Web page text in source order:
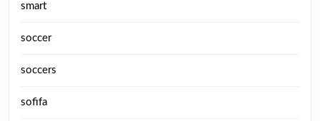
smart
soccer
soccers
sofifa